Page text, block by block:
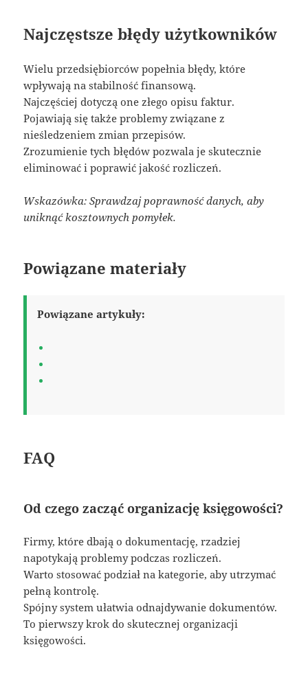
Najczęstsze błędy użytkowników
Wielu przedsiębiorców popełnia błędy, które
wpływają na stabilność finansową.
Najczęściej dotyczą one złego opisu faktur.
Pojawiają się także problemy związane z
nieśledzeniem zmian przepisów.
Zrozumienie tych błędów pozwala je skutecznie
eliminować i poprawić jakość rozliczeń.
Wskazówka: Sprawdzaj poprawność danych, aby
uniknąć kosztownych pomyłek.
Powiązane materiały
Powiązane artykuły:
FAQ
Od czego zacząć organizację księgowości?
Firmy, które dbają o dokumentację, rzadziej
napotykają problemy podczas rozliczeń.
Warto stosować podział na kategorie, aby utrzymać
pełną kontrolę.
Spójny system ułatwia odnajdywanie dokumentów.
To pierwszy krok do skutecznej organizacji
księgowości.